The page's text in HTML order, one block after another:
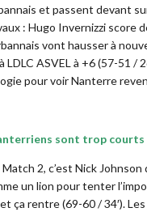
et passent devant
: Hugo Invernizzi score
vont hausser à
ASVEL à +6 (57-51 /
pour voir Nanterre
sont trop courts
2, c’est Nick
un lion pour tenter
ça rentre (69-60 / 34′).